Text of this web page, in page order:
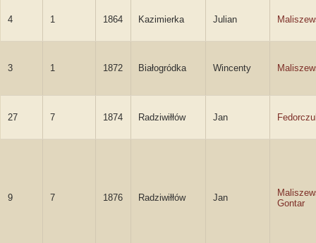
4 1 1864 Kazimierka Julian
3 1 1872 Białogródka Wincenty
27 7 1874 Radziwiłłów Jan
9 7 1876 Radziwiłłów Jan
Gontar